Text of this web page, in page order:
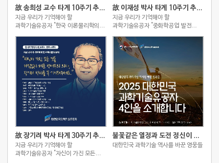
故 송희성 교수 타계 10주기 추모 스토리
지금 우리가 기억해야 할
과학기술유공자 "한국 이론물리학의
故 이재성 박사 타계 10주기 추모 스토리
지금 우리가 기억해야 할
과학기술유공자 "중화학공업 발전
故 장기려 박사 타계 30주기 추모 스토리
지금 우리가 기억해야 할
과학기술유공자 "자신이 가진 모든
불꽃같은 열정과 도전 정신이 빚어낸 2025 대한민국 과학기술유공자 4인
대한민국 과학기술 역사를 바꾼 영웅들